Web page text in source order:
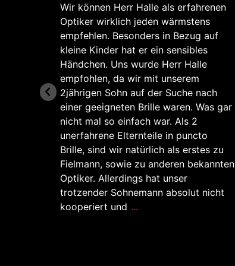
Wir können Herr Halle als erfahrenen
Optiker wirklich jeden wärmstens
empfehlen. Besonders in Bezug auf
kleine Kinder hat er ein sensibles
Händchen. Uns wurde Herr Halle
empfohlen, da wir mit unserem
2jährigen Sohn auf der Suche nach
einer geeigneten Brille waren. Was gar
nicht mal so einfach war. Als 2
unerfahrene Elternteile in puncto
Brille, sind wir natürlich als erstes zu
Fielmann, sowie zu anderen bekannten
Optiker. Allerdings hat unser
trotzender Sohnemann absolut nicht
kooperiert und ...